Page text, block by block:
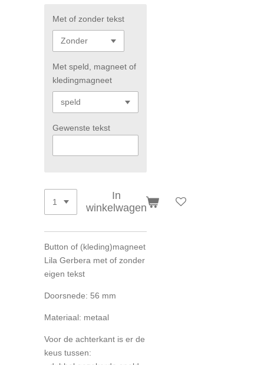
Met of zonder tekst
Met speld, magneet of
kledingmagneet
Gewenste tekst
In
winkelwagen
Button of (kleding)magneet
Lila Gerbera met of zonder
eigen tekst
Doorsnede: 56 mm
Materiaal: metaal
Voor de achterkant is er de
keus tussen: